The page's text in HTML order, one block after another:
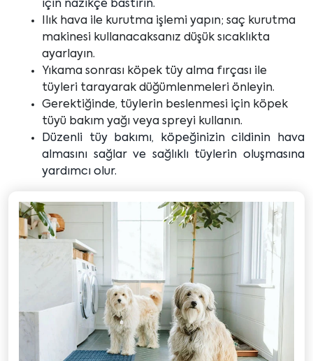
için nazikçe bastırın.
Ilık hava ile kurutma işlemi yapın; saç kurutma
makinesi kullanacaksanız düşük sıcaklıkta
ayarlayın.
Yıkama sonrası köpek tüy alma fırçası ile
tüyleri tarayarak düğümlenmeleri önleyin.
Gerektiğinde, tüylerin beslenmesi için köpek
tüyü bakım yağı veya spreyi kullanın.
Düzenli tüy bakımı, köpeğinizin cildinin hava
almasını sağlar ve sağlıklı tüylerin oluşmasına
yardımcı olur.